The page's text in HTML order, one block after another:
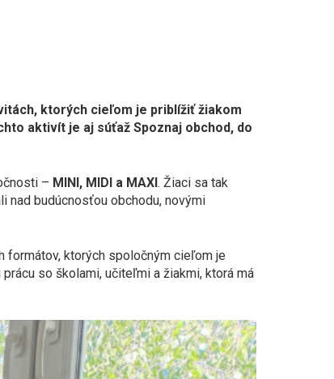
ktorých cieľom je priblížiť žiakom
aktivít je aj súťaž Spoznaj obchod, do
– MINI, MIDI a MAXI. Žiaci sa tak
nad budúcnosťou obchodu, novými
formátov, ktorých spoločným cieľom je
so školami, učiteľmi a žiakmi, ktorá má